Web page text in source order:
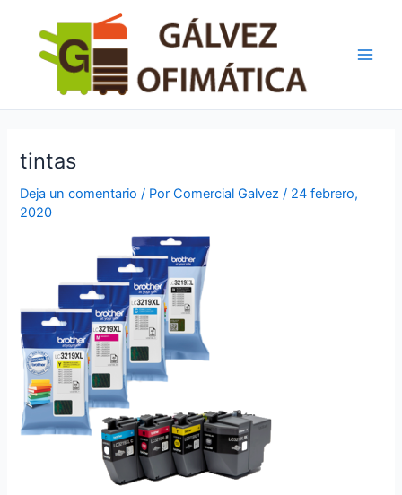
contenido
tintas
Deja un comentario / PorComercial Galvez/ 24 febrero,
2020